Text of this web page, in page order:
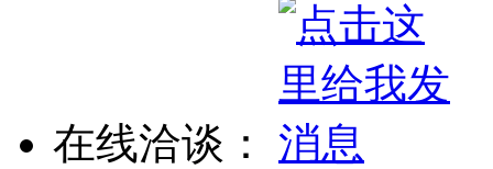
在线洽谈：